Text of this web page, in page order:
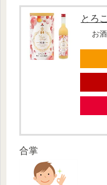
とろ
お
合掌